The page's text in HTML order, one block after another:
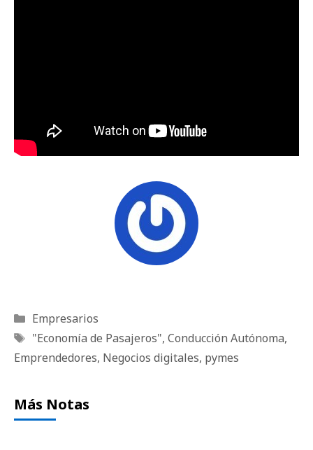
Categorías
Empresarios
Etiquetas
"Economía de Pasajeros", Conducción Autónoma,
Emprendedores, Negocios digitales, pymes
Más Notas